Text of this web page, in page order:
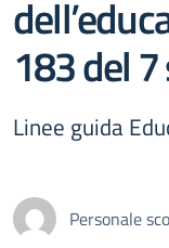
183 del
Linee guida
Personale